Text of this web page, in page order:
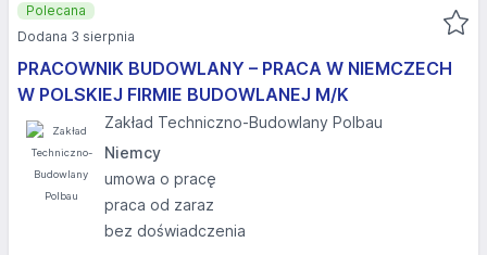
PRACOWNIK BUDOWLANY – PRACA W NIEMCZECH
W POLSKIEJ FIRMIE BUDOWLANEJ M/K
Zakład Techniczno-Budowlany Polbau
Niemcy
umowa o pracę
praca od zaraz
bez doświadczenia
Polecana
Dodana 3 sierpnia